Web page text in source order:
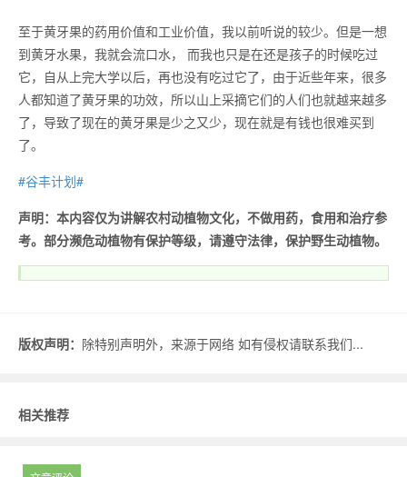
至于黄牙果的药用价值和工业价值，我以前听说的较少。但是一想
到黄牙水果，我就会流口水， 而我也只是在还是孩子的时候吃过
它，自从上完大学以后，再也没有吃过它了，由于近些年来，很多
人都知道了黄牙果的功效，所以山上采摘它们的人们也就越来越多
了，导致了现在的黄牙果是少之又少，现在就是有钱也很难买到
了。
#谷丰计划#
声明：本内容仅为讲解农村动植物文化，不做用药，食用和治疗参
考。部分濒危动植物有保护等级，请遵守法律，保护野生动植物。
版权声明： 除特别声明外，来源于网络 如有侵权请联系我们...
相关推荐